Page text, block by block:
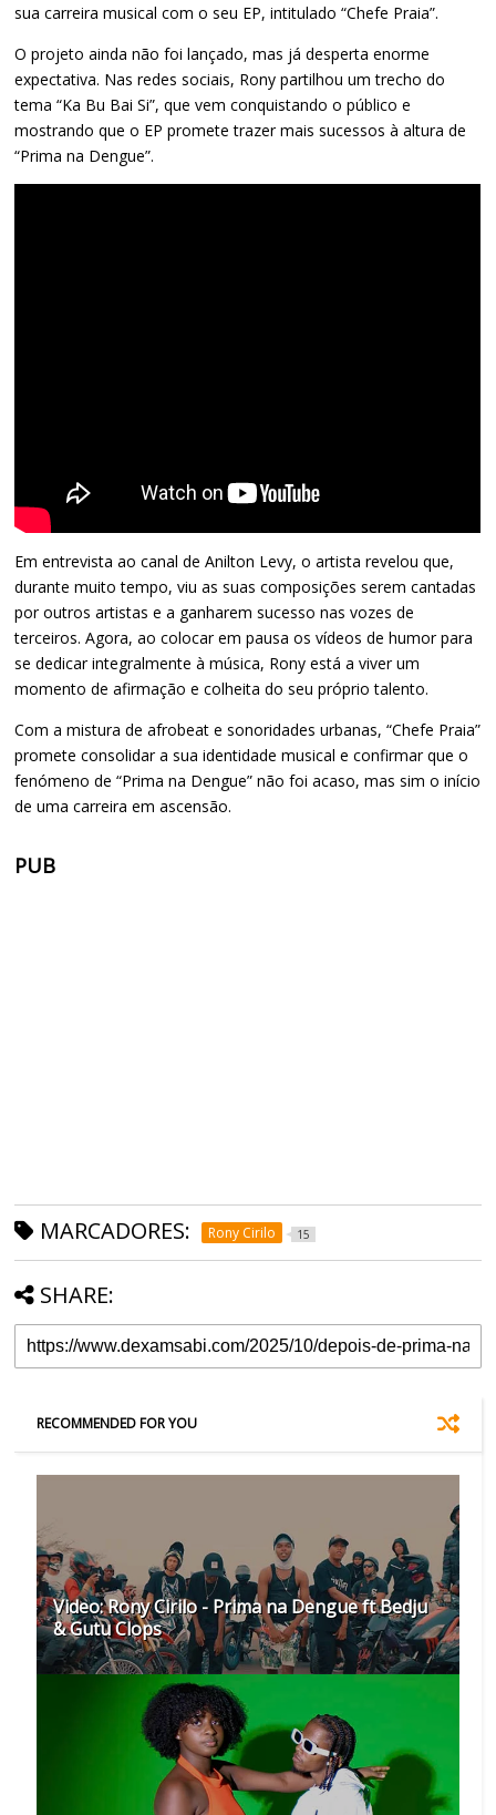
sua carreira musical com o seu EP, intitulado “Chefe Praia”.
O projeto ainda não foi lançado, mas já desperta enorme
expectativa. Nas redes sociais, Rony partilhou um trecho do
tema “Ka Bu Bai Si”, que vem conquistando o público e
mostrando que o EP promete trazer mais sucessos à altura de
“Prima na Dengue”.
Em entrevista ao canal de Anilton Levy, o artista revelou que,
durante muito tempo, viu as suas composições serem cantadas
por outros artistas e a ganharem sucesso nas vozes de
terceiros. Agora, ao colocar em pausa os vídeos de humor para
se dedicar integralmente à música, Rony está a viver um
momento de afirmação e colheita do seu próprio talento.
Com a mistura de afrobeat e sonoridades urbanas, “Chefe Praia”
promete consolidar a sua identidade musical e confirmar que o
fenómeno de “Prima na Dengue” não foi acaso, mas sim o início
de uma carreira em ascensão.
PUB
MARCADORES: Rony Cirilo 15
SHARE:
RECOMMENDED FOR YOU
Video: Rony Cirilo - Prima na Dengue ft Bedju
& Gutu Clops